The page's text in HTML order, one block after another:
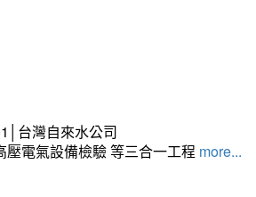
台灣自來水公司
壓電氣設備檢驗 等三合一工程 more...